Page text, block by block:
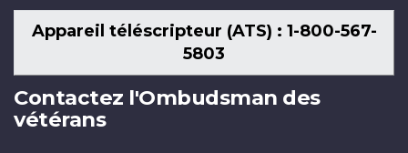
Appareil téléscripteur (ATS) : 1-800-567-
5803
Contactez l'Ombudsman des
vétérans